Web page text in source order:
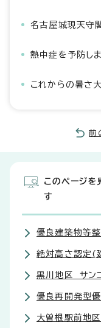
名古屋城現天守
熱中症を予防しま
これからの暑さ
前
このページを
す
優良建築物等
絶対高さ認定(
黒川地区 サン
優良再開発型
大曽根駅前地